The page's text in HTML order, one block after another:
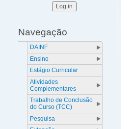
Navegação
DAINF
Ensino
Estágio Curricular
Atividades
Complementares
Trabalho de Conclusão
do Curso (TCC)
Pesquisa